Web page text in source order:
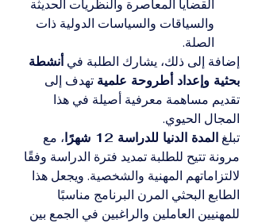
القضايا المعاصرة والنظريات الحديثة
والسياقات والسياسات الدولية ذات
الصلة.
إضافة إلى ذلك، يشارك الطلبة في أنشطة
بحثية وإعداد أطروحة علمية تهدف إلى
تقديم مساهمة معرفية أصيلة في هذا
المجال الحيوي.
تبلغ المدة الدنيا للدراسة 12 شهرًا
، مع
مرونة تتيح للطلبة تمديد فترة الدراسة وفقًا
لالتزاماتهم المهنية والشخصية. ويجعل هذا
الطابع البحثي المرن البرنامج مناسبًا
للمهنيين العاملين والراغبين في الجمع بين